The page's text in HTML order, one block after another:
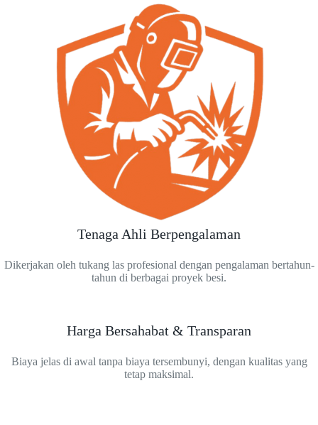
Tenaga Ahli Berpengalaman
Dikerjakan oleh tukang las profesional dengan pengalaman bertahun-
tahun di berbagai proyek besi.
Harga Bersahabat & Transparan
Biaya jelas di awal tanpa biaya tersembunyi, dengan kualitas yang
tetap maksimal.